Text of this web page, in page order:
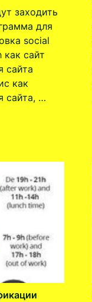
заходить
для
social
как сайт
сайта
как
сайта, …